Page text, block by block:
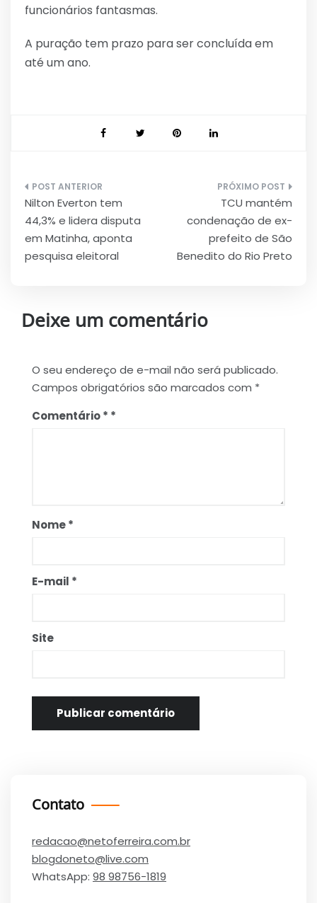
funcionários fantasmas.
A puração tem prazo para ser concluída em
até um ano.
Navegação
de
Post
Nilton Everton tem
44,3% e lidera disputa
em Matinha, aponta
pesquisa eleitoral
TCU mantém
condenação de ex-
prefeito de São
Benedito do Rio Preto
Deixe um comentário
O seu endereço de e-mail não será publicado.
Campos obrigatórios são marcados com *
Comentário*
Nome*
E-mail *
Site
Contato
redacao@netoferreira.com.br
blogdoneto@live.com
WhatsApp: 98 98756-1819